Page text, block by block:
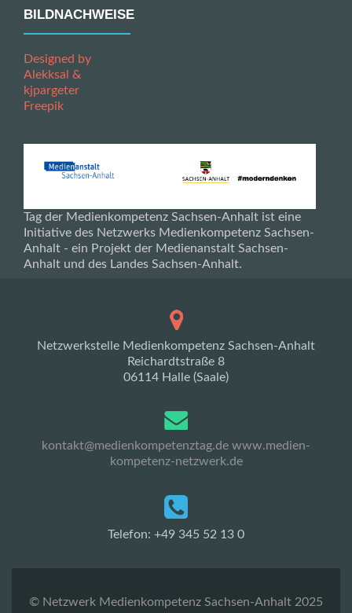
BILDNACHWEISE
Designed by
Alekksal &
kjpargeter
Freepik
Tag der Medienkompetenz Sachsen-Anhalt ist eine
Initiative des Netzwerks Medienkompetenz Sachsen-
Anhalt - ein Projekt der Medienanstalt Sachsen-
Anhalt und des Landes Sachsen-Anhalt.
Netzwerkstelle Medienkompetenz Sachsen-Anhalt
Reichardtstraße 8
06114 Halle (Saale)
kontakt@medienkompetenztag.de www.medien-
kompetenz-netzwerk.de
Telefon: +49 345 52 13 0
© Netzwerk Medienkompetenz Sachsen-Anhalt 2025